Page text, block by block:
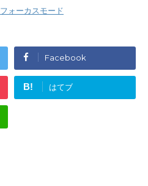
フォーカスモード
Facebook
B! はてブ